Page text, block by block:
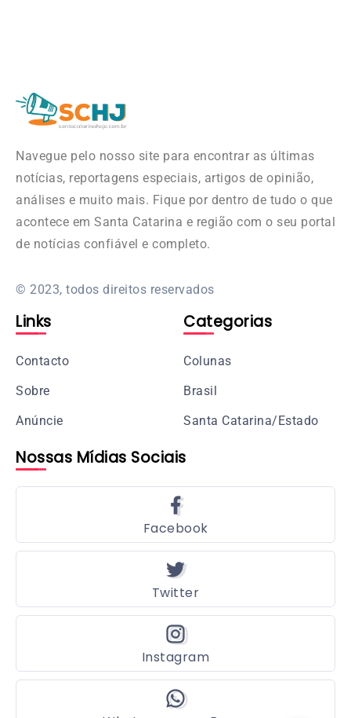
Navegue pelo nosso site para encontrar as últimas
notícias, reportagens especiais, artigos de opinião,
análises e muito mais. Fique por dentro de tudo o que
acontece em Santa Catarina e região com o seu portal
de notícias confiável e completo.
© 2023, todos direitos reservados
Links
Contacto
Sobre
Anúncie
Categorias
Colunas
Brasil
Santa Catarina/Estado
Nossas Mídias Sociais
Facebook
Twitter
Instagram